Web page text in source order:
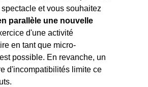
et vous souhaitez
parallèle une nouvelle
d'une activité
en tant que micro-
possible. En revanche, un
d'incompatibilités limite ce